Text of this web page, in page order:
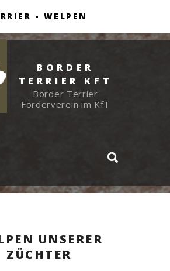
BORDER
TERRIER KFT
Border Terrier
Förderverein im KfT
UNSERER
ZÜCHTER
- WELPEN